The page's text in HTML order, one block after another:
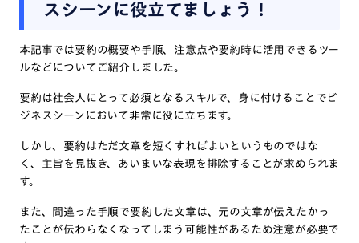
スシーンに役立てましょう！
本記事では要約の概要や手順、注意点や要約時に活用できるツー
ルなどについてご紹介しました。
要約は社会人にとって必須となるスキルで、身に付けることでビ
ジネスシーンにおいて非常に役に立ちます。
しかし、要約はただ文章を短くすればよいというものではな
く、主旨を見抜き、あいまいな表現を排除することが求められま
す。
また、間違った手順で要約した文章は、元の文章が伝えたかっ
たことが伝わらなくなってしまう可能性があるため注意が必要で